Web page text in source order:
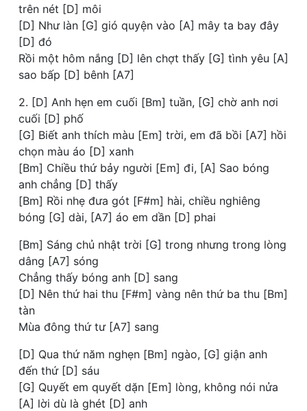
trên nét [D] môi
[D] Như làn [G] gió quyện vào [A] mây ta bay đây
[D] đó
Rồi một hôm nắng [D] lên chợt thấy [G] tình yêu [A]
sao bấp [D] bênh [A7]
2. [D] Anh hẹn em cuối [Bm] tuần, [G] chờ anh nơi
cuối [D] phố
[G] Biết anh thích màu [Em] trời, em đã bồi [A7] hồi
chọn màu áo [D] xanh
[Bm] Chiều thứ bảy người [Em] đi, [A] Sao bóng
anh chẳng [D] thấy
[Bm] Rồi nhẹ đưa gót [F#m] hài, chiều nghiêng
bóng [G] dài, [A7] áo em dần [D] phai
[Bm] Sáng chủ nhật trời [G] trong nhưng trong lòng
dâng [A7] sóng
Chẳng thấy bóng anh [D] sang
[D] Nên thứ hai thu [F#m] vàng nên thứ ba thu [Bm]
tàn
Mùa đông thứ tư [A7] sang
[D] Qua thứ năm nghẹn [Bm] ngào, [G] giận anh
đến thứ [D] sáu
[G] Quyết em quyết dặn [Em] lòng, không nói nửa
[A] lời dù là ghét [D] anh